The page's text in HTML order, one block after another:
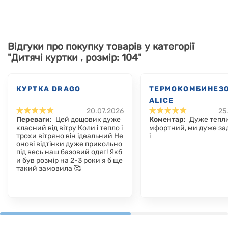
Відгуки про покупку товарів у категорії
"Дитячі куртки , розмір: 104"
КУРТКА DRAGO
20.07.2026
Переваги: Цей дощовик дуже
класний від вітру Коли і тепло і
трохи вітряно він ідеальний Не
онові відтінки дуже прикольно
під весь наш базовий одяг! Якб
и був розмір на 2-3 роки я б ще
такий замовила 🥰
ALICE
Коментар: Дуже
мфортний, ми дуже
і